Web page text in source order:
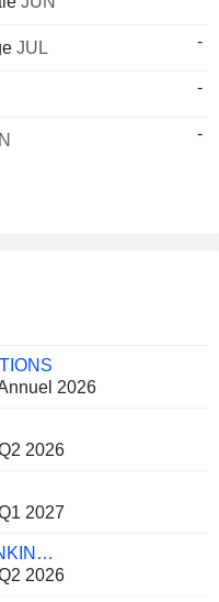
JUL -
-
-
2026
2026
2027
OVERSEA-CHINESE BANKING CORPORATION LIMITED
2026